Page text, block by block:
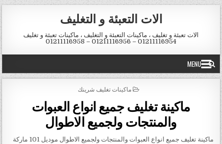
Skip to content
الات التعبئة و التغليف
الات تعبئة و تغليف ، ماكينات التعبئة و التغليف ، ماكينات تعبئة و تغليف
01211116954 – 01211116956 – 01211116958
MENU
POSTED IN
ماكينات تغليف شرينك
ماكينة تغليف جميع انواع العبوات
والمنتجات ولجميع الاطوال
ماكينة تغليف جميع انواع العبوات والمنتجات ولجميع الاطوال موديل 101 ماركة